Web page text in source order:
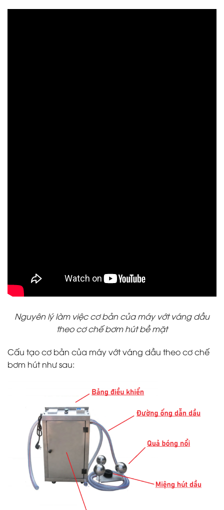
Nguyên lý làm việc cơ bản của máy vớt váng dầu
theo cơ chế bơm hút bề mặt
Cấu tạo cơ bản của máy vớt váng dầu theo cơ chế
bơm hút như sau: